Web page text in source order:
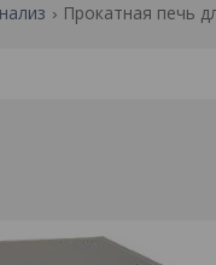
Прокатная печь